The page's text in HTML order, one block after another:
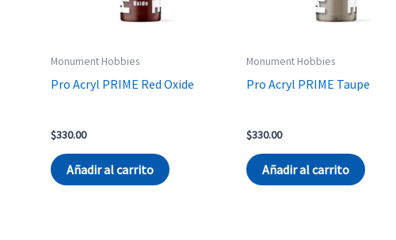
Monument Hobbies
Pro Acryl PRIME Red Oxide
$330.00
Añadir al carrito
Monument Hobbies
Pro Acryl PRIME Taupe
$330.00
Añadir al carrito